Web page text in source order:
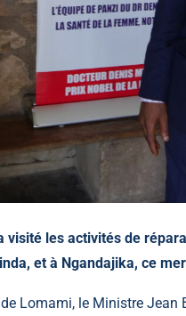
visité les activités de
et à Ngandajika, ce
Lomami, le Ministre